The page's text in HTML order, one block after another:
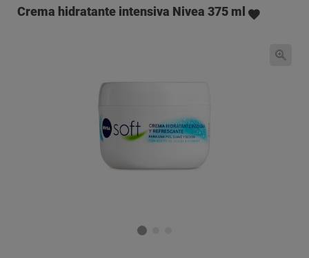
Crema hidratante intensiva Nivea 375 ml